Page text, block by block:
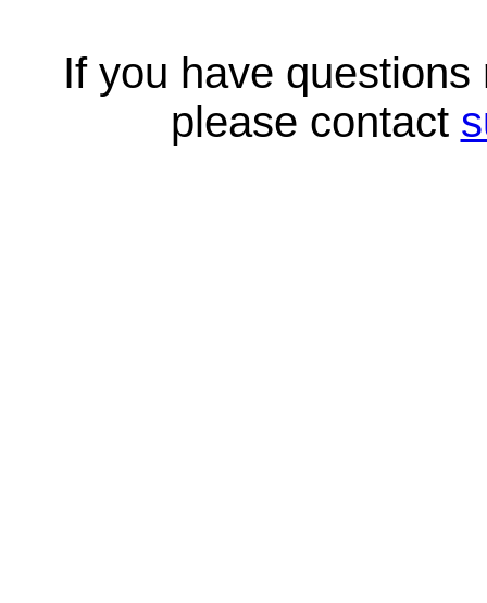
If you have
please contact